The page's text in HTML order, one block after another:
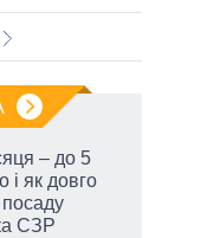
– до 5
і як довго
СЗР